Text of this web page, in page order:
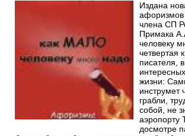
Издана
афоризмов
члена СП
Примака
человеку
четвертая
писателя,
жизни:
инструмет
грабли,
собой, не
аэропорту
досмотре